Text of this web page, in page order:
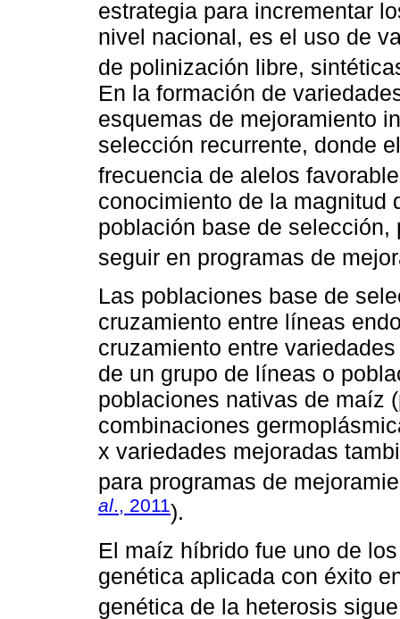
estrategia para incrementar
nivel nacional, es el uso de
de polinización libre,
En la formación de
esquemas de mejoramiento
selección recurrente, donde
frecuencia de alelos
conocimiento de la magnitud
población base de
seguir en programas de
Las poblaciones base de
cruzamiento entre líneas
cruzamiento entre
de un grupo de líneas o
poblaciones nativas de maíz
combinaciones
x variedades mejoradas
para programas de
al., 2011).
El maíz híbrido fue uno de
genética aplicada con éxito
genética de la heterosis